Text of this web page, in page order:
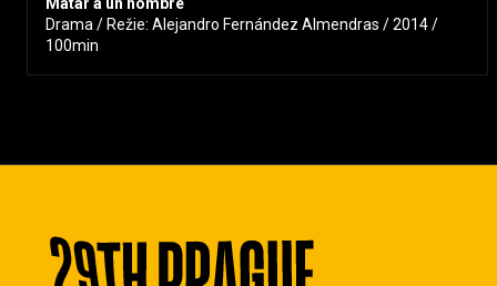
Drama / Režie: Alejandro Fernández Almendras / 2014 /
100min